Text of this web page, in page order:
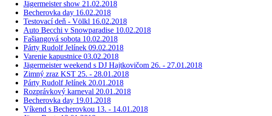
Jägermeister show 21.02.2018
Becherovka day 16.02.2018
Testovací deň - Völkl 16.02.2018
Auto Becchi v Snowparadise 10.02.2018
Fašiangová sobota 10.02.2018
Párty Rudolf Jelínek 09.02.2018
Varenie kapustnice 03.02.2018
Jägermeister weekend s DJ Hajtkovičom 26. - 27.01.2018
Zimný zraz KST 25. - 28.01.2018
Párty Rudolf Jelínek 20.01.2018
Rozprávkový karneval 20.01.2018
Becherovka day 19.01.2018
Víkend s Becherovkou 13. - 14.01.2018